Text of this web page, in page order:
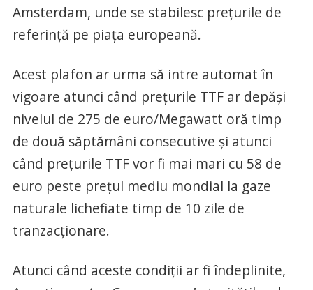
Amsterdam, unde se stabilesc preţurile de
referinţă pe piaţa europeană.
Acest plafon ar urma să intre automat în
vigoare atunci când preţurile TTF ar depăşi
nivelul de 275 de euro/Megawatt oră timp
de două săptămâni consecutive şi atunci
când preţurile TTF vor fi mai mari cu 58 de
euro peste preţul mediu mondial la gaze
naturale lichefiate timp de 10 zile de
tranzacţionare.
Atunci când aceste condiţii ar fi îndeplinite,